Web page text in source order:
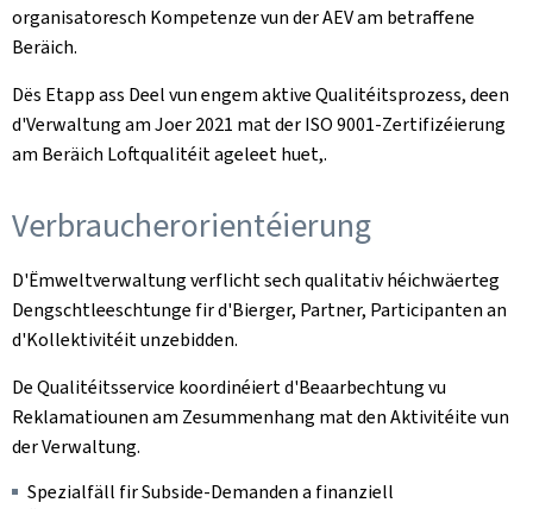
organisatoresch Kompetenze vun der AEV am betraffene
Beräich.
Dës Etapp ass Deel vun engem aktive Qualitéitsprozess, deen
d'Verwaltung am Joer 2021 mat der ISO 9001-Zertifizéierung
am Beräich Loftqualitéit ageleet huet,.
Verbraucherorientéierung
D'Ëmweltverwaltung verflicht sech qualitativ héichwäerteg
Dengschtleeschtunge fir d'Bierger, Partner, Participanten an
d'Kollektivitéit unzebidden.
De Qualitéitsservice koordinéiert d'Beaarbechtung vu
Reklamatiounen am Zesummenhang mat den Aktivitéite vun
der Verwaltung.
Spezialfäll fir Subside-Demanden a finanziell